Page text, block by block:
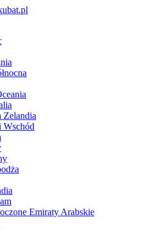
Zelandia
Emiraty Arabskie